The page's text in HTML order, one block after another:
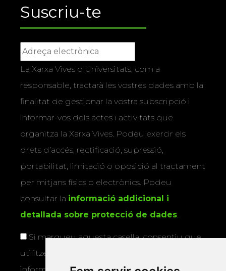
Suscriu-te
La Xarxa Vives d’Universitats, com a
responsable, tractarà les vostres dades amb la
finalitat de gestionar la vostra subscripció i
informar-vos dels actes i activitats que
organitza la Xarxa Vives. Podeu exercir els
drets d’accés, rectificació, supressió,
portabilitat, limitació o oposició al tractament
per mitjans físics o electrònics. Podeu
consultar la informació addicional i
detallada sobre protecció de dades.
Si marqueu aquesta casella, consentiu que
utilitzem les vostres dades per a enviar-vos